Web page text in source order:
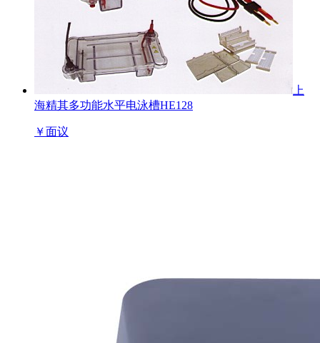
上
海精其多功能水平电泳槽HE128
￥面议